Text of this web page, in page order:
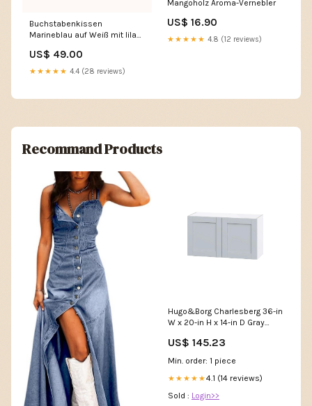
Buchstabenkissen
Marineblau auf Weiß mit lila
Letter:A
US$ 49.00
★★★★★ 4.4 (28 reviews)
Mangoholz Aroma-Vernebler
US$ 16.90
★★★★★ 4.8 (12 reviews)
Recommand Products
Hugo&Borg Charlesberg 36-in
W x 20-in H x 14-in D Gray
(Flat Panel Shaker Door Style)
6
US$ 145.23
Min. order: 1 piece
★★★★★4.1 (14 reviews)
Sold : Login>>